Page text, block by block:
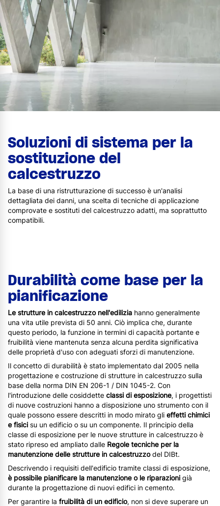
Soluzioni di sistema per la
sostituzione del
calcestruzzo
La base di una ristrutturazione di successo è un'analisi
dettagliata dei danni, una scelta di tecniche di applicazione
comprovate e sostituti del calcestruzzo adatti, ma soprattutto
compatibili.
Durabilità come base per la
pianificazione
Le strutture in calcestruzzo nell'edilizia hanno generalmente
una vita utile prevista di 50 anni. Ciò implica che, durante
questo periodo, la funzione in termini di capacità portante e
fruibilità viene mantenuta senza alcuna perdita significativa
delle proprietà d'uso con adeguati sforzi di manutenzione.
Il concetto di durabilità è stato implementato dal 2005 nella
progettazione e costruzione di strutture in calcestruzzo sulla
base della norma DIN EN 206-1 / DIN 1045-2. Con
l'introduzione delle cosiddette classi di esposizione, i progettisti
di nuove costruzioni hanno a disposizione uno strumento con il
quale possono essere descritti in modo mirato gli effetti chimici
e fisici su un edificio o su un componente. Il principio della
classe di esposizione per le nuove strutture in calcestruzzo è
stato ripreso ed ampliato dalle Regole tecniche per la
manutenzione delle strutture in calcestruzzodel DIBt.
Descrivendo i requisiti dell'edificio tramite classi di esposizione,
è possibile pianificare la manutenzione o le riparazioni già
durante la progettazione di nuovi edifici in cemento.
Per garantire la fruibilità di un edificio, non si deve superare un